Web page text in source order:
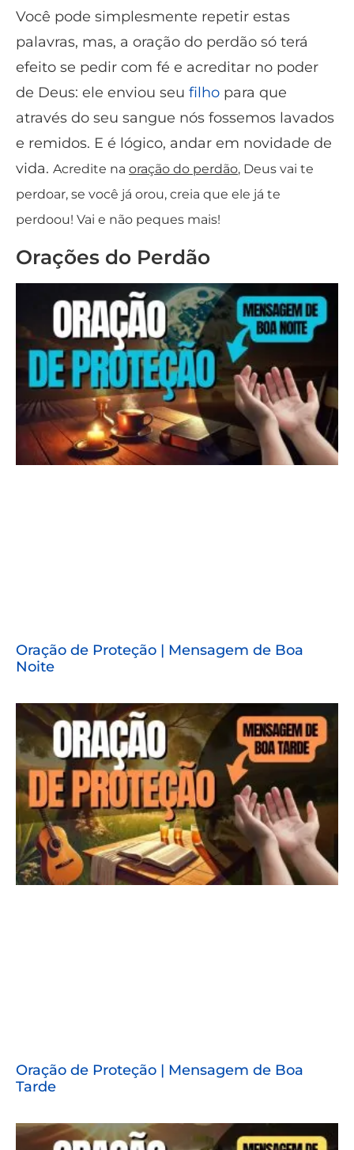
Você pode simplesmente repetir estas
palavras, mas, a oração do perdão só terá
efeito se pedir com fé e acreditar no poder
de Deus: ele enviou seu filho para que
através do seu sangue nós fossemos lavados
e remidos. E é lógico, andar em novidade de
vida. Acredite na oração do perdão, Deus vai te
perdoar, se você já orou, creia que ele já te
perdoou! Vai e não peques mais!
Orações do Perdão
Oração de Proteção | Mensagem de Boa
Noite
Oração de Proteção | Mensagem de Boa
Tarde